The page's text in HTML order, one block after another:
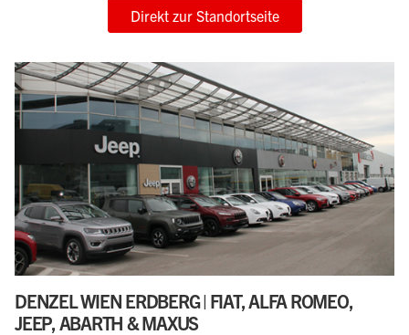
Direkt zur Standortseite
DENZEL WIEN ERDBERG | FIAT, ALFA ROMEO,
JEEP, ABARTH & MAXUS